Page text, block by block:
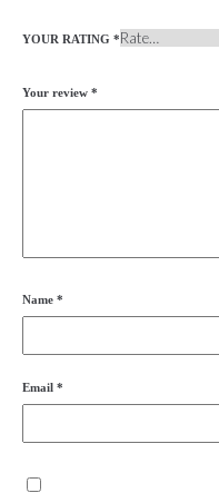
YOUR RATING *
Your review *
Name *
Email *